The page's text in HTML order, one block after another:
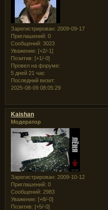
Зарегистрирован: 2009-09-17
Приглашений: 0
Сообщений: 3023
Уважение: [+2/-1]
Позитив: [+1/-0]
Провел на форуме:
5 дней 21 час
Последний визит:
2025-08-09 08:05:29
Kaishan
Модератор
Зарегистрирован: 2009-10-12
Приглашений: 0
Сообщений: 2983
Уважение: [+8/-0]
Позитив: [+5/-0]